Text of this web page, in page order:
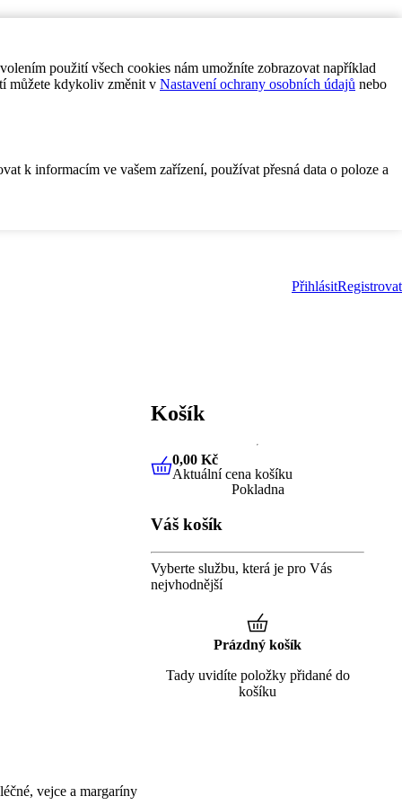
použití všech cookies nám umožníte zobrazovat například
můžete kdykoliv změnit v Nastavení ochrany osobních údajů nebo
k informacím ve vašem zařízení, používat přesná data o poloze a
PřihlásitRegistrovat
vejce a margaríny
Košík
0,00 KčAktuální cena košíku
0,00 Kč
Aktuální cena košíku
Pokladna
Váš košík
Vyberte službu, která je pro Vás
nejvhodnější
Prázdný košík
Tady uvidíte položky přidané do
košíku